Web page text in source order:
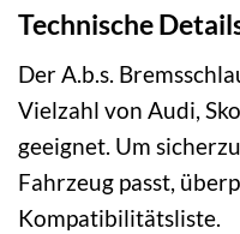
Technische
Der A.b.s.
Vielzahl von Audi,
geeignet. Um
Fahrzeug passt,
Kompatibilitätsliste.